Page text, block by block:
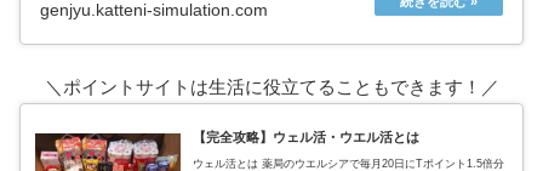
genjyu.katteni-simulation.com
＼ポイントサイトは生活に役立てることもできます！／
【完全攻略】ウェル活・ウエル活とは
ウェル活とは 薬局のウエルシアで毎月20日にTポイント1.5倍分